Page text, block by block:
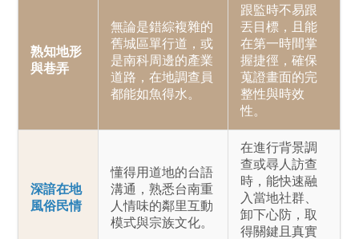
熟知地形
與巷弄
無論是錯綜複雜的
舊城區單行道，或
是南科周邊的產業
道路，在地調查員
都能如魚得水。
跟監時不易跟
丟目標，且能
在第一時間掌
握捷徑，確保
蒐證畫面的完
整性與時效
性。
深諳在地
風俗民情
懂得用道地的台語
溝通，熟悉台南重
人情味的鄰里互動
模式與宗族文化。
在進行背景調
查或尋人訪查
時，能快速融
入當地社群、
卸下心防，取
得關鍵且真實